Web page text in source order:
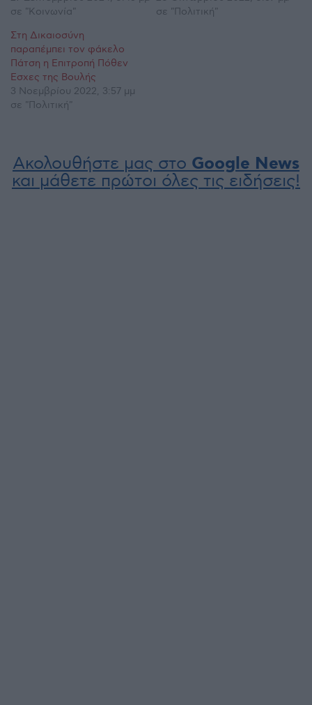
σε "Κοινωνία"
σε "Πολιτική"
Στη Δικαιοσύνη
παραπέμπει τον φάκελο
Πάτση η Επιτροπή Πόθεν
Έσχες της Βουλής
3 Νοεμβρίου 2022, 3:57 μμ
σε "Πολιτική"
Ακολουθήστε μας στο Google News
και μάθετε πρώτοι όλες τις ειδήσεις!